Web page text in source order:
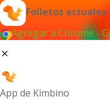
Folletos
Agregar a Chrome -
App de Kimbino